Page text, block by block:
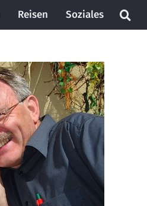
Reisen Soziales